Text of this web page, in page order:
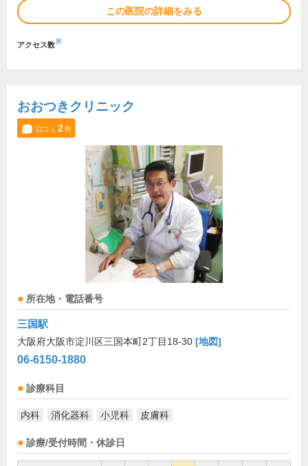
この医院の詳細をみる
アクセス数※
おおつきクリニック
口コミ 2件
所在地・電話番号
三国駅
大阪府大阪市淀川区三国本町2丁目18-30 [地図]
06-6150-1880
診療科目
内科 消化器科 小児科 皮膚科
診療/受付時間・休診日